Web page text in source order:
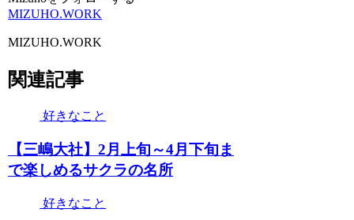
MIZUHO.WORK
MIZUHO.WORK
関連記事
好きなこと
【三嶋大社】2月上旬～4月下旬ま
で楽しめるサクラの名所
好きなこと